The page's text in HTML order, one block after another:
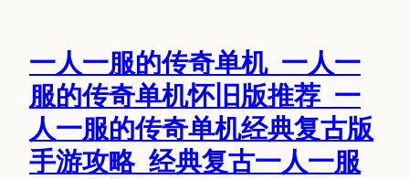
一人一服的传奇单机_一人一
服的传奇单机怀旧版推荐_一
人一服的传奇单机经典复古版
手游攻略_经典复古一人一服